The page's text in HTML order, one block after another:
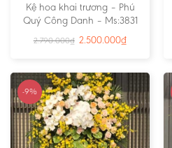
Kệ hoa khai trương – Phú
Quý Công Danh – Ms:3831
2.790.000₫ 2.500.000₫
-9%